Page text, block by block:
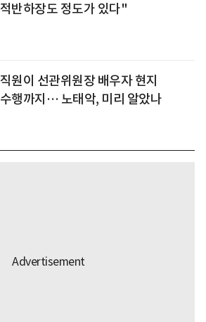
적반하장도 정도가 있다"
직원이 선관위원장 배우자 현지
수행까지… 노태악, 미리 알았나